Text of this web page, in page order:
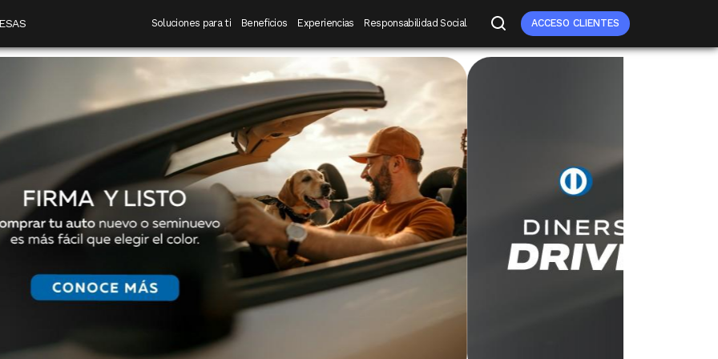
Navegación principal
Soluciones para ti Beneficios Experiencias Responsabilidad Social ACCESO CLIENTES